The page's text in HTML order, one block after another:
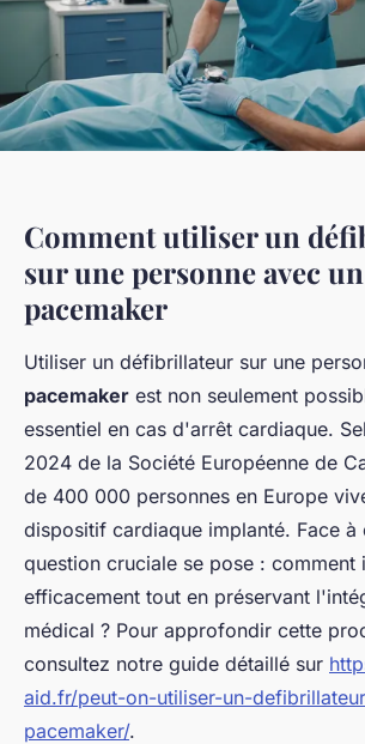
Comment utiliser un
sur une personne avec un
pacemaker
Utiliser un défibrillateur sur une
pacemaker est non seulement
essentiel en cas d'arrêt cardiaque.
2024 de la Société Européenne de
de 400 000 personnes en Europe
dispositif cardiaque implanté. Face à
question cruciale se pose : comment
efficacement tout en préservant
médical ? Pour approfondir cette
consultez notre guide détaillé sur
aid.fr/peut-on-utiliser-un-
pacemaker/.